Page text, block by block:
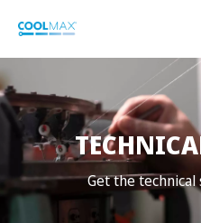
主
要
内
容
COOLMAX CloakFX™技
COOLMAX EcoMade
Get the